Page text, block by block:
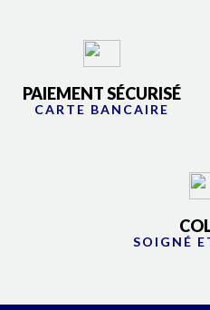
PAIEMENT SÉCURISÉ
CARTE BANCAIRE
SOIGNÉ